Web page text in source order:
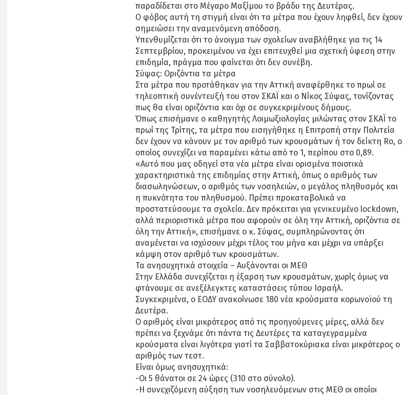
παραδίδεται στο Μέγαρο Μαξίμου το βράδυ της Δευτέρας.
Ο φόβος αυτή τη στιγμή είναι ότι τα μέτρα που έχουν ληφθεί, δεν έχουν
σημειώσει την αναμενόμενη απόδοση.
Υπενθυμίζεται ότι το άνοιγμα των σχολείων αναβλήθηκε για τις 14
Σεπτεμβρίου, προκειμένου να έχει επιτευχθεί μια σχετική ύφεση στην
επιδημία, πράγμα που φαίνεται ότι δεν συνέβη.
Σύψας: Οριζόντια τα μέτρα
Στα μέτρα που προτάθηκαν για την Αττική αναφέρθηκε το πρωί σε
τηλεοπτική συνέντευξή του στον ΣΚΑΪ και ο Νίκος Σύψας, τονίζοντας
πως θα είναι οριζόντια και όχι σε συγκεκριμένους δήμους.
Όπως επισήμανε ο καθηγητής Λοιμωξιολογίας μιλώντας στον ΣΚΑΪ το
πρωί της Τρίτης, τα μέτρα που εισηγήθηκε η Επιτροπή στην Πολιτεία
δεν έχουν να κάνουν με τον αριθμό των κρουσμάτων ή τον δείκτη Ro, ο
οποίος συνεχίζει να παραμένει κάτω από το 1, περίπου στο 0,89.
«Αυτό που μας οδηγεί στα νέα μέτρα είναι ορισμένα ποιοτικά
χαρακτηριστικά της επιδημίας στην Αττική, όπως ο αριθμός των
διασωληνώσεων, ο αριθμός των νοσηλειών, ο μεγάλος πληθυσμός και
η πυκνότητα του πληθυσμού. Πρέπει προκαταβολικά να
προστατεύσουμε τα σχολεία. Δεν πρόκειται για γενικευμένο lockdown,
αλλά περιοριστικά μέτρα που αφορούν σε όλη την Αττική, οριζόντια σε
όλη την Αττική», επισήμανε ο κ. Σύψας, συμπληρώνοντας ότι
αναμένεται να ισχύσουν μέχρι τέλος του μήνα και μέχρι να υπάρξει
κάμψη στον αριθμό των κρουσμάτων.
Τα ανησυχητικά στοιχεία – Αυξάνονται οι ΜΕΘ
Στην Ελλάδα συνεχίζεται η έξαρση των κρουσμάτων, χωρίς όμως να
φτάνουμε σε ανεξέλεγκτες καταστάσεις τύπου Ισραήλ.
Συγκεκριμένα, ο ΕΟΔΥ ανακοίνωσε 180 νέα κρούσματα κορωνοϊού τη
Δευτέρα.
Ο αριθμός είναι μικρότερος από τις προηγούμενες μέρες, αλλά δεν
πρέπει να ξεχνάμε ότι πάντα τις Δευτέρες τα καταγεγραμμένα
κρούσματα είναι λιγότερα γιατί τα Σαββατοκύριακα είναι μικρότερος ο
αριθμός των τεστ.
Είναι όμως ανησυχητικά:
-Οι 5 θάνατοι σε 24 ώρες (310 στο σύνολο).
-Η συνεχιζόμενη αύξηση των νοσηλευόμενων στις ΜΕΘ οι οποίοι